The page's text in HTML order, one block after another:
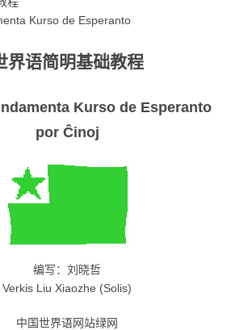
Kurso de Esperanto
界语简明基础教程
Kurso de Esperanto
por Ĉinoj
编写：刘晓哲
Verkis Liu Xiaozhe (Solis)
中国世界语网站绿网